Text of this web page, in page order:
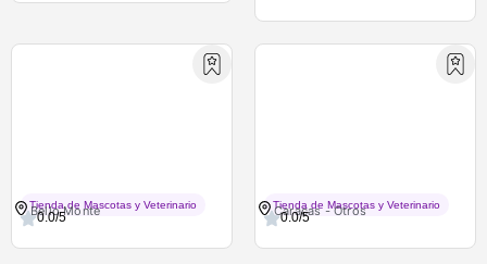
Tienda de Mascotas y Veterinario
Bello Monte
0.0/5
Tienda de Mascotas y Veterinario
Caracas - Otros
0.0/5